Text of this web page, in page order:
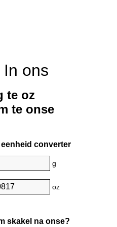
ons
te oz
te onse
converter
g
oz
skakel na onse?